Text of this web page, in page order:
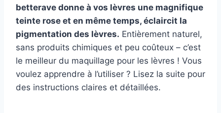
betterave donne à vos lèvres une magnifique
teinte rose et en même temps, éclaircit la
pigmentation des lèvres. Entièrement naturel,
sans produits chimiques et peu coûteux – c’est
le meilleur du maquillage pour les lèvres ! Vous
voulez apprendre à l’utiliser ? Lisez la suite pour
des instructions claires et détaillées.